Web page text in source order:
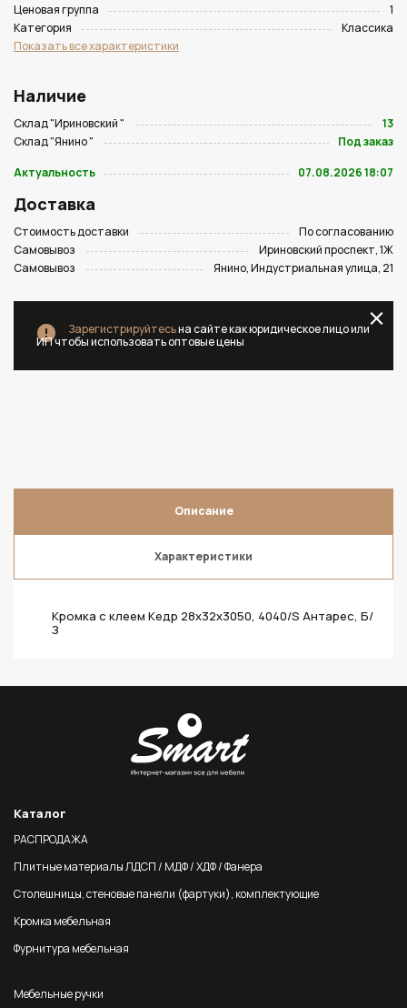
Ценовая группа
1
Категория
Классика
Показать все характеристики
Наличие
Склад "Ириновский "
13
Склад "Янино "
Под заказ
Актуальность
07.08.2026 18:07
Доставка
Стоимость доставки
По согласованию
Самовывоз
Ириновский проспект, 1Ж
Самовывоз
Янино, Индустриальная улица, 21
Зарегистрируйтесьна сайте как юридическое лицо или
ИП чтобы использовать оптовые цены
Описание
Характеристики
Кромка с клеем Кедр 28х32х3050, 4040/S Антарес, Б/
З
Каталог
РАСПРОДАЖА
Плитные материалы ЛДСП / МДФ / ХДФ / Фанера
Столешницы, стеновые панели (фартуки), комплектующие
Кромка мебельная
Фурнитура мебельная
Мебельные ручки